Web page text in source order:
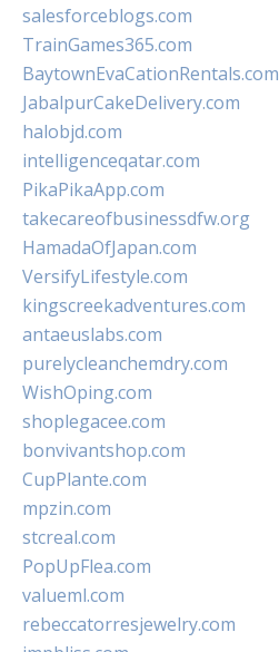
salesforceblogs.com
TrainGames365.com
BaytownEvaCationRentals.com
JabalpurCakeDelivery.com
halobjd.com
intelligenceqatar.com
PikaPikaApp.com
takecareofbusinessdfw.org
HamadaOfJapan.com
VersifyLifestyle.com
kingscreekadventures.com
antaeuslabs.com
purelycleanchemdry.com
WishOping.com
shoplegacee.com
bonvivantshop.com
CupPlante.com
mpzin.com
stcreal.com
PopUpFlea.com
valueml.com
rebeccatorresjewelry.com